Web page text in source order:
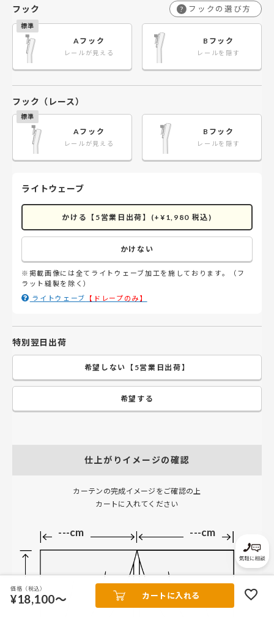
フック ? フックの選び方
Aフック
レールが見える
Bフック
レールを隠す
フック（レース）
Aフック
レールが見える
Bフック
レールを隠す
ライトウェーブ
かける【5営業日出荷】(+¥1,980 税込)
かけない
※掲載画像には全てライトウェーブ加工を施しております。（フ
ラット縫製を除く）
ライトウェーブ
特別翌日出荷
希望しない【5営業日出荷】
希望する
仕上がりイメージの確認
カーテンの完成イメージをご確認の上
カートに入れてください
---cm ---cm
価格（税込）
¥18,100～ カートに入れる